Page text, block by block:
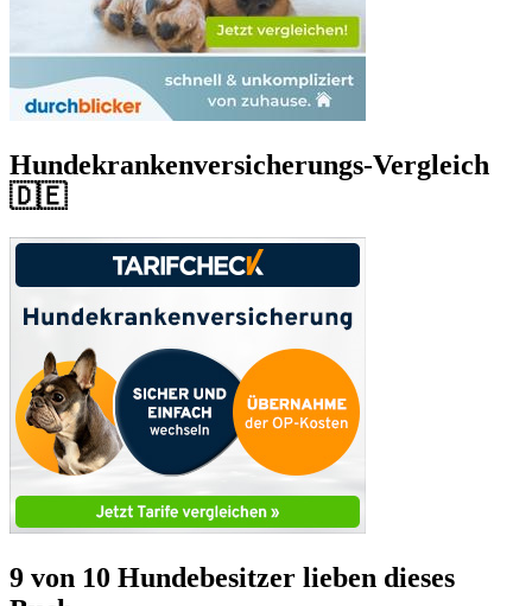
Hundekrankenversicherungs-Vergleich
🇩🇪
9 von 10 Hundebesitzer lieben dieses